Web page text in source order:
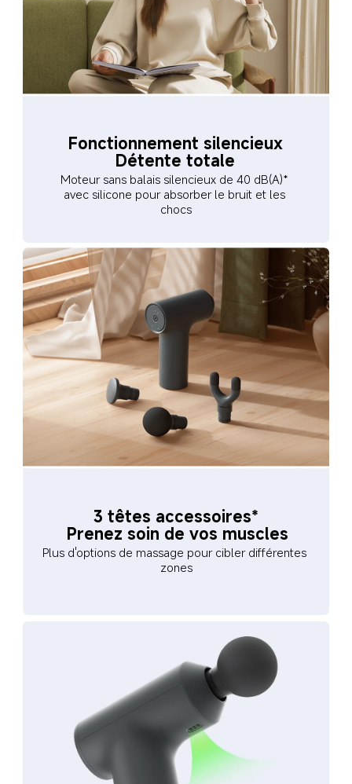
Fonctionnement silencieux
Détente totale
Moteur sans balais silencieux de 40 dB(A)*
avec silicone pour absorber le bruit et les
chocs
3 têtes accessoires*
Prenez soin de vos muscles
Plus d'options de massage pour cibler différentes
zones